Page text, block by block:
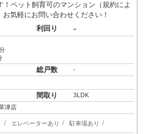
ペット飼育可のマンション（規約によ
気軽にお問い合わせください！
利回り -
総戸数 -
間取り 3LDK
津店
エレベーターあり 駐車場あり